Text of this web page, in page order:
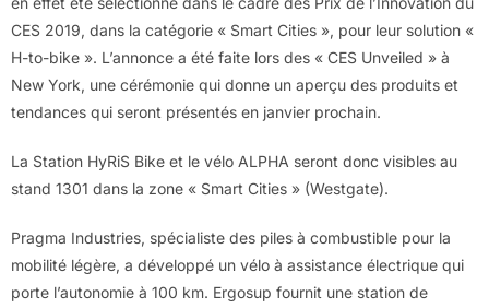
CES 2019, dans la catégorie « Smart Cities », pour leur solution «
H-to-bike ». L’annonce a été faite lors des « CES Unveiled » à
New York, une cérémonie qui donne un aperçu des produits et
tendances qui seront présentés en janvier prochain.
La Station HyRiS Bike et le vélo ALPHA seront donc visibles au
stand 1301 dans la zone « Smart Cities » (Westgate).
Pragma Industries, spécialiste des piles à combustible pour la
mobilité légère, a développé un vélo à assistance électrique qui
porte l’autonomie à 100 km. Ergosup fournit une station de